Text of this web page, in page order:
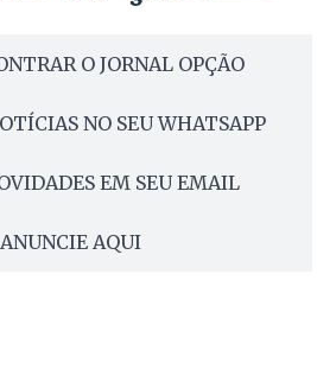
O JORNAL OPÇÃO
NO SEU WHATSAPP
EM SEU EMAIL
ANUNCIE AQUI